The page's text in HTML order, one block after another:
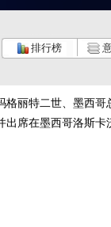
排行榜
丽特二世、墨西哥
席在墨西哥洛斯